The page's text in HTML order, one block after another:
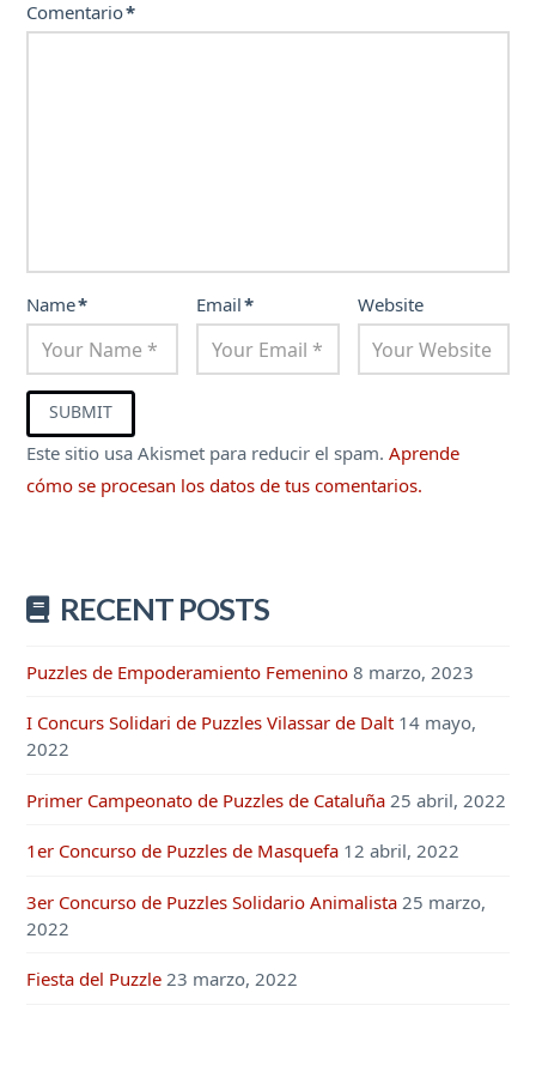
Comentario*
Name* Email* Website
Este sitio usa Akismet para reducir el spam.Aprende
cómo se procesan los datos de tus comentarios.
RECENT POSTS
Puzzles de Empoderamiento Femenino 8 marzo, 2023
I Concurs Solidari de Puzzles Vilassar de Dalt 14 mayo,
2022
Primer Campeonato de Puzzles de Cataluña 25 abril, 2022
1er Concurso de Puzzles de Masquefa 12 abril, 2022
3er Concurso de Puzzles Solidario Animalista 25 marzo,
2022
Fiesta del Puzzle 23 marzo, 2022